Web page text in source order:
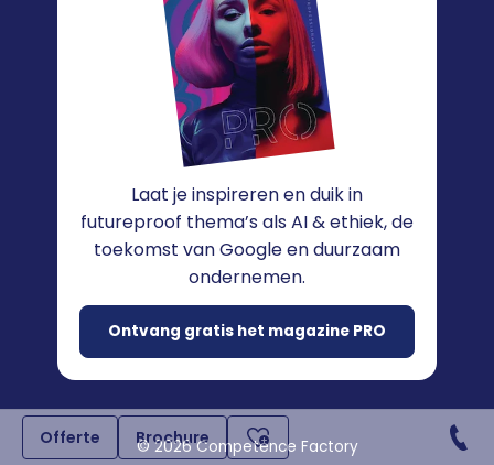
Offerte Brochure
Laat je inspireren en duik in
futureproof thema’s als AI & ethiek, de
toekomst van Google en duurzaam
ondernemen.
Ontvang gratis het magazine PRO
© 2026 Competence Factory